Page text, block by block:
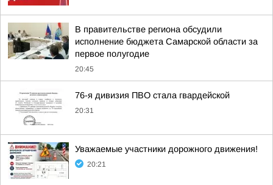
В правительстве региона обсудили
исполнение бюджета Самарской области за
первое полугодие
20:45
76-я дивизия ПВО стала гвардейской
20:31
Уважаемые участники дорожного движения!
20:21